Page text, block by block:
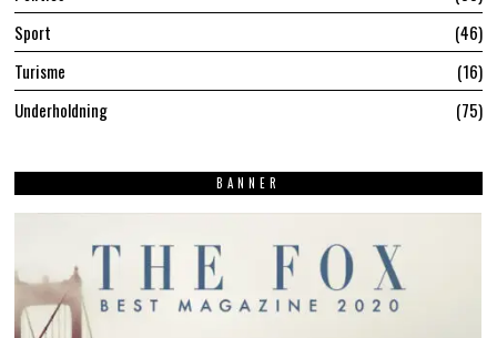
Sport
46
Turisme
16
Underholdning
75
BANNER